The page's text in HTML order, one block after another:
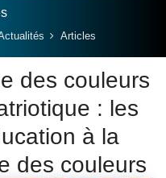
Articles
des couleurs
: les
à la
des couleurs